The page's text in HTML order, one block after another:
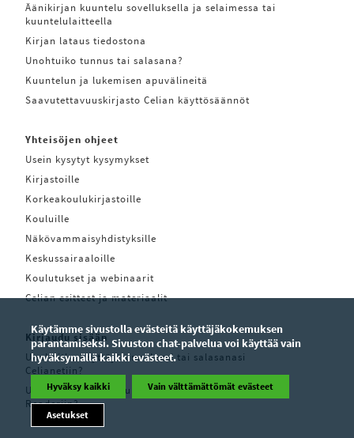
Äänikirjan kuuntelu sovelluksella ja selaimessa tai
kuuntelulaitteella
Kirjan lataus tiedostona
Unohtuiko tunnus tai salasana?
Kuuntelun ja lukemisen apuvälineitä
Saavutettavuuskirjasto Celian käyttösäännöt
Yhteisöjen ohjeet
Usein kysytyt kysymykset
Kirjastoille
Korkeakoulukirjastoille
Kouluille
Näkövammaisyhdistyksille
Keskussairaaloille
Koulutukset ja webinaarit
Celian esitteet ja materiaalit
Kirjaudu sisään
Unohditko käyttäjätunnuksesi tai salasanasi
Celianetiin?
Unohditko käyttäjätunnuksesi tai salasanasi Pratsam
Readeriin?
Käytämme sivustolla evästeitä käyttäjäkokemuksen
parantamiseksi. Sivuston chat-palvelua voi käyttää vain
hyväksymällä kaikki evästeet.
Hyväksy kaikki Vain välttämättömät evästeet
Asetukset